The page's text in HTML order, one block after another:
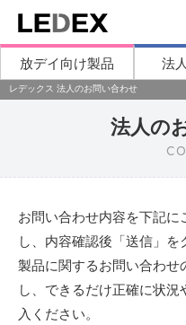
放デイ向け製品 法
レデックス 法人のお問い合わせ
法人の
お問い合わせ内容を下記に
し、内容確認後「送信」を
製品に関するお問い合わせ
し、できるだけ正確に状
入ください。